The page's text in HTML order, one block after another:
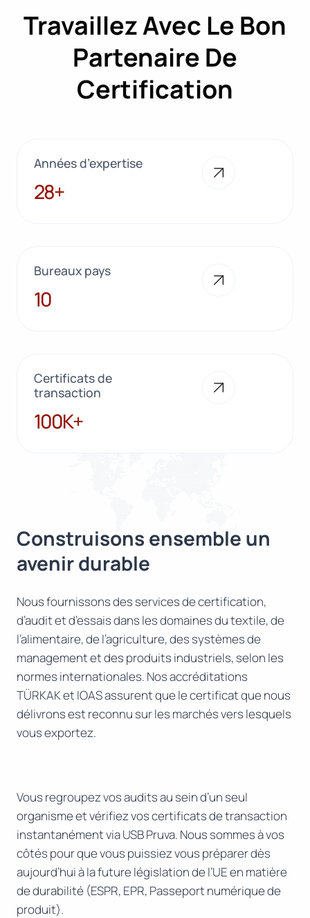
Travaillez Avec Le Bon
Partenaire De
Certification
Années d’expertise
28+
28+
Bureaux pays
10
10
Certificats de
transaction
100K+
100K+
Construisons ensemble un
avenir durable
Nous fournissons des services de certification,
d’audit et d’essais dans les domaines du textile, de
l’alimentaire, de l’agriculture, des systèmes de
management et des produits industriels, selon les
normes internationales. Nos accréditations
TÜRKAK et IOAS assurent que le certificat que nous
délivrons est reconnu sur les marchés vers lesquels
vous exportez.
Vous regroupez vos audits au sein d’un seul
organisme et vérifiez vos certificats de transaction
instantanément via USB Pruva. Nous sommes à vos
côtés pour que vous puissiez vous préparer dès
aujourd’hui à la future législation de l’UE en matière
de durabilité (ESPR, EPR, Passeport numérique de
produit).